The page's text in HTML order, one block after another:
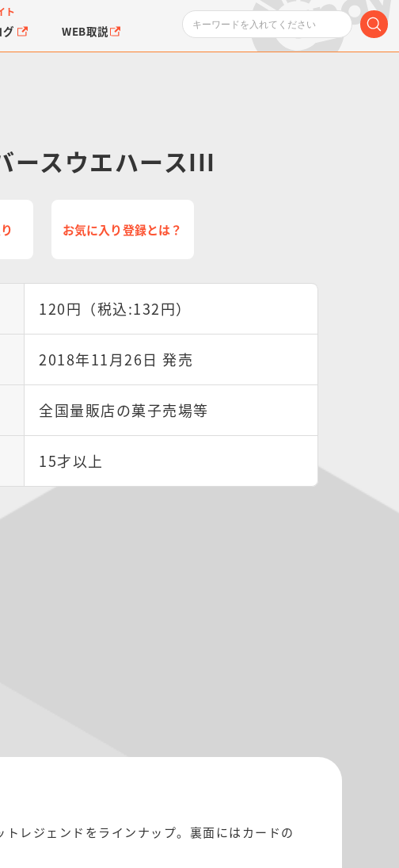
ト
スクエアシール
グ WEB取説
ースウエハースIII
お気に入り登録とは？
120円（税込:132円）
2018年11月26日 発売
全国量販店の菓子売場等
15才以上
レジェンドをラインナップ。裏面にはカードの